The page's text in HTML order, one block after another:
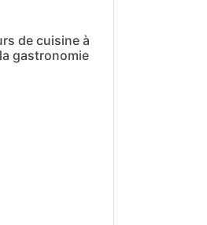
de cuisine à
gastronomie